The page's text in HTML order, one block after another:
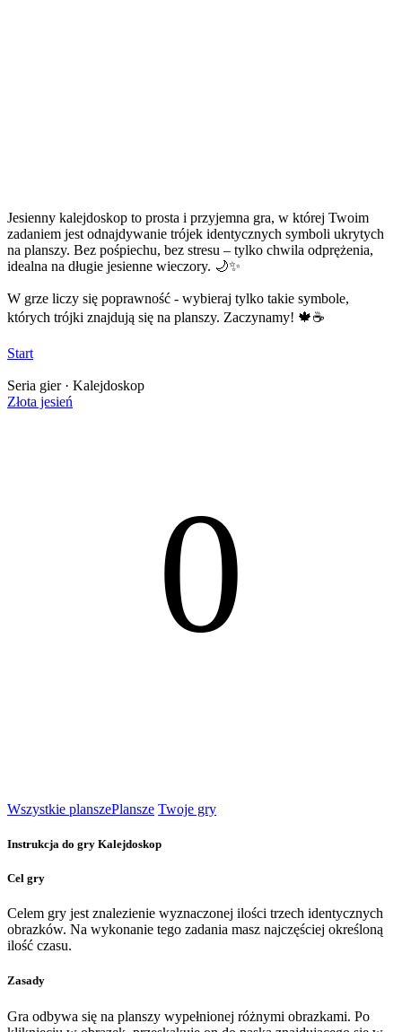
Jesienny kalejdoskop to prosta i przyjemna gra, w której Twoim
zadaniem jest odnajdywanie trójek identycznych symboli ukrytych
na planszy. Bez pośpiechu, bez stresu – tylko chwila odprężenia,
idealna na długie jesienne wieczory. 🌙✨
W grze liczy się poprawność - wybieraj tylko takie symbole,
których trójki znajdują się na planszy. Zaczynamy! 🍁☕
Start
Seria gier · Kalejdoskop
Złota jesień
0
Wszystkie planszePlansze Twoje gry
Instrukcja do gry Kalejdoskop
Cel gry
Celem gry jest znalezienie wyznaczonej ilości trzech identycznych
obrazków. Na wykonanie tego zadania masz najczęściej określoną
ilość czasu.
Zasady
Gra odbywa się na planszy wypełnionej różnymi obrazkami. Po